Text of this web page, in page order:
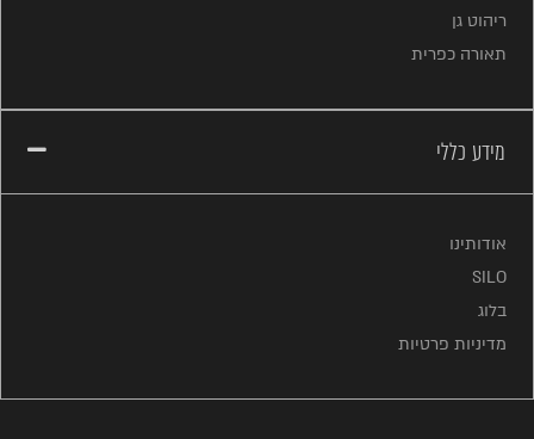
ריהוט גן
תאורה כפרית
מידע כללי
אודותינו
SILO
בלוג
מדיניות פרטיות